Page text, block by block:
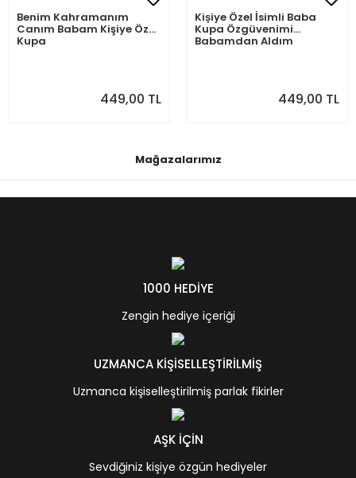
Benim Kahramanım
Canım Babam Kişiye Özel
Kupa
449,00 TL
Kişiye Özel İsimli Baba
Kupa Özgüvenimi
Babamdan Aldım
449,00 TL
Mağazalarımız
1000 HEDİYE
Zengin hediye içeriği
UZMANCA KİŞİSELLEŞTİRİLMİŞ
Uzmanca kişiselleştirilmiş parlak fikirler
AŞK İÇİN
Sevdiğiniz kişiye özgün hediyeler